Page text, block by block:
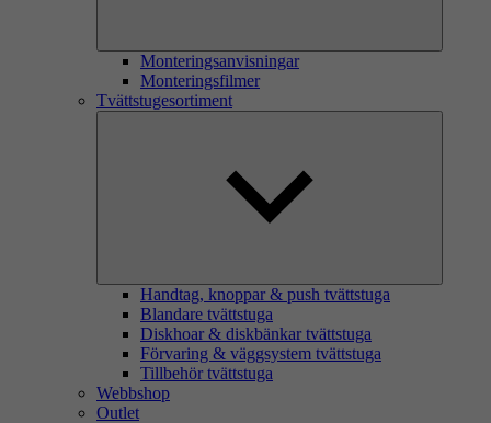
Monteringsanvisningar
Monteringsfilmer
Tvättstugesortiment
Handtag, knoppar & push tvättstuga
Blandare tvättstuga
Diskhoar & diskbänkar tvättstuga
Förvaring & väggsystem tvättstuga
Tillbehör tvättstuga
Webbshop
Outlet